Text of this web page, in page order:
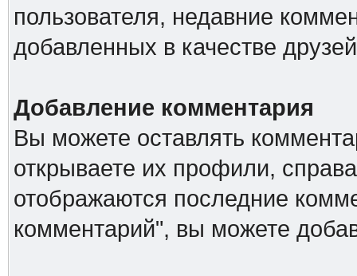
пользователя, недавние
добавленных в качестве
Добавление комментария
Вы можете оставлять
открываете их профили,
отображаются последние
комментарий", вы можете